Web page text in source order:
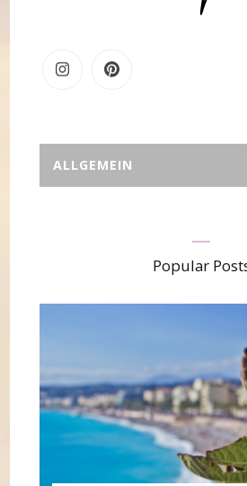
ALLGEMEIN
Popular